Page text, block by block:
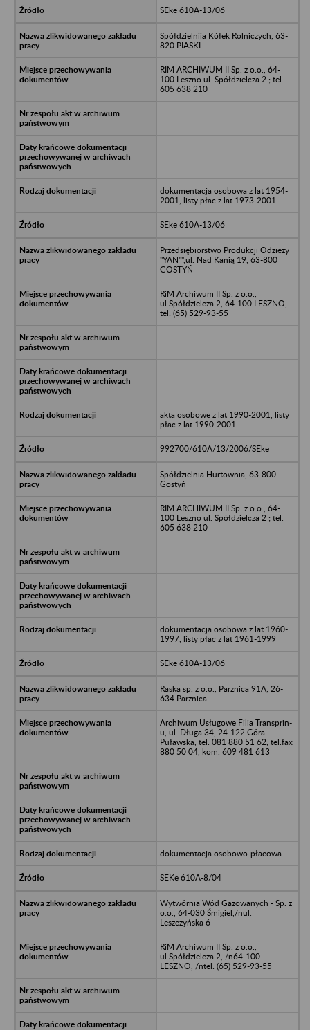
SEke 610A-13/06
Spółdzielniia Kółek Rolniczych, 63-
820 PIASKI
RIM ARCHIWUM II Sp. z o.o., 64-
100 Leszno ul. Spółdzielcza 2 ; tel.
605 638 210
dokumentacja osobowa z lat 1954-
2001, listy płac z lat 1973-2001
SEke 610A-13/06
Przedsiębiorstwo Produkcji Odzieży
"YAN"",ul. Nad Kanią 19, 63-800
GOSTYŃ
RiM Archiwum II Sp. z o.o.,
ul.Spółdzielcza 2, 64-100 LESZNO,
tel: (65) 529-93-55
akta osobowe z lat 1990-2001, listy
płac z lat 1990-2001
992700/610A/13/2006/SEke
Spółdzielnia Hurtownia, 63-800
Gostyń
RIM ARCHIWUM II Sp. z o.o., 64-
100 Leszno ul. Spółdzielcza 2 ; tel.
605 638 210
dokumentacja osobowa z lat 1960-
1997, listy płac z lat 1961-1999
SEke 610A-13/06
Raska sp. z o.o., Parznica 91A, 26-
634 Parznica
Archiwum Usługowe Filia Transprin-
u, ul. Długa 34, 24-122 Góra
Puławska, tel. 081 880 51 62, tel.fax
880 50 04, kom. 609 481 613
dokumentacja osobowo-płacowa
SEKe 610A-8/04
Wytwórnia Wód Gazowanych - Sp. z
o.o., 64-030 Śmigiel,/nul.
Leszczyńska 6
RiM Archiwum II Sp. z o.o.,
ul.Spółdzielcza 2, /n64-100
LESZNO, /ntel: (65) 529-93-55